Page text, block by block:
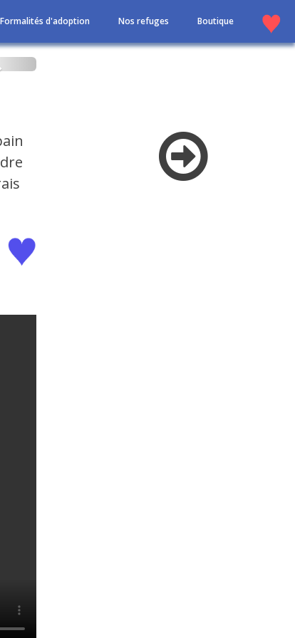
Formalités d'adoption Nos refuges Boutique
Suivant